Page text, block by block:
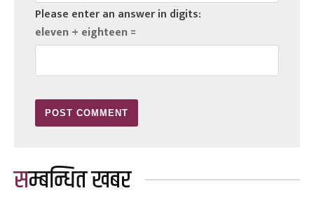
Please enter an answer in digits:
eleven + eighteen =
सम्बन्धित खबर